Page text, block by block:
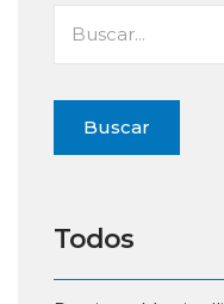
Buscar...
Buscar
Todos